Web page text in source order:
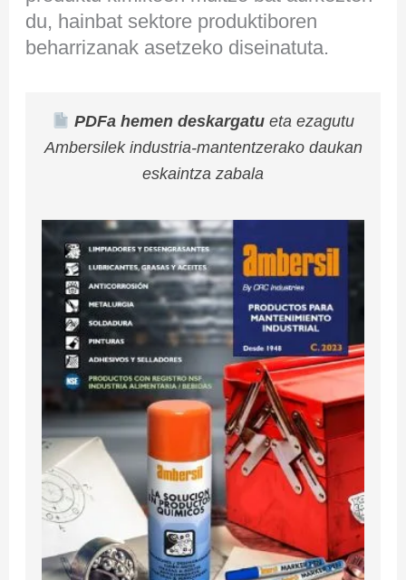
du, hainbat sektore produktiboren
beharrizanak asetzeko diseinatuta.
PDFa hemen deskargatu eta ezagutu
Ambersilek industria-mantentzerako daukan
eskaintza zabala